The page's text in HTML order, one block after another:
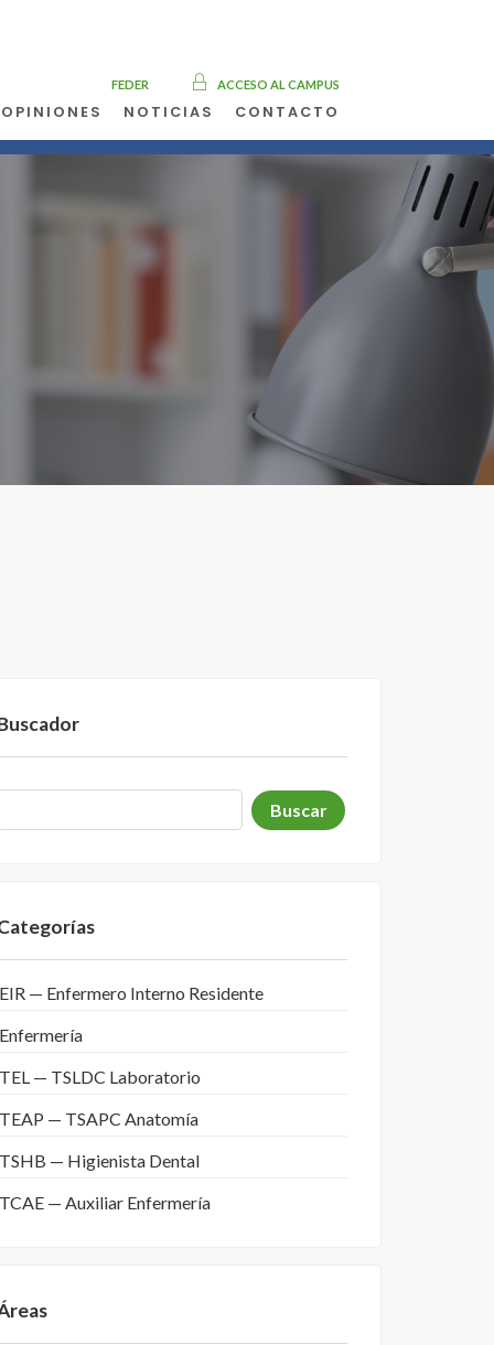
EIR — Enfermero Interno Residente
Enfermería
TEL — TSLDC Laboratorio
TEAP — TSAPC Anatomía
TSHB — Higienista Dental
TCAE — Auxiliar Enfermería
FEDER ACCESO AL CAMPUS
OPINIONES NOTICIAS CONTACTO